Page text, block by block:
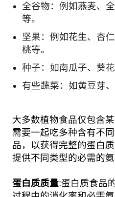
全谷物：例如燕麦、
等。
坚果：例如花生、杏
桃等。
种子：如南瓜子、葵
有些蔬菜：如黄豆芽
大多数植物食品仅包含
需要一起吃多种含有不
品，以获得完整的蛋白
提供不同类型的必需的氨
蛋白质质量:蛋白质食品